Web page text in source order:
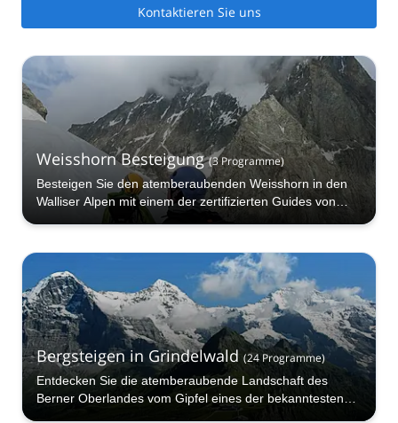
Kontaktieren Sie uns
Weisshorn Besteigung (3Programme)
Besteigen Sie den atemberaubenden Weisshorn in den
Walliser Alpen mit einem der zertifizierten Guides von
Explore-share.com!
Bergsteigen in Grindelwald (24 Programme)
Entdecken Sie die atemberaubende Landschaft des
Berner Oberlandes vom Gipfel eines der bekanntesten